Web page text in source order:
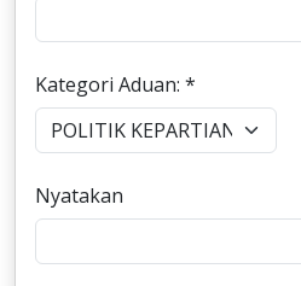
Kategori Aduan: *
Nyatakan